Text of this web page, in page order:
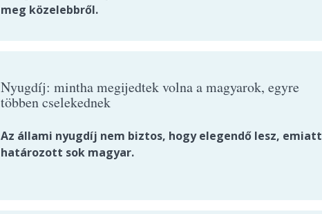
meg közelebbről.
Nyugdíj: mintha megijedtek volna a magyarok, egyre
többen cselekednek
Az állami nyugdíj nem biztos, hogy elegendő lesz, emiatt
határozott sok magyar.